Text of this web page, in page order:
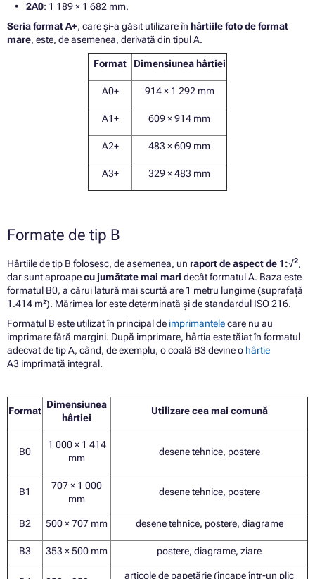
2A0: 1 189 × 1 682 mm.
Seria format A+, care și-a găsit utilizare în hârtiile foto de format
mare, este, de asemenea, derivată din tipul A.
Format Dimensiunea hârtiei
A0+ 914 × 1 292 mm
A1+ 609 × 914 mm
A2+ 483 × 609 mm
A3+ 329 × 483 mm
Formate de tip B
Hârtiile de tip B folosesc, de asemenea, un raport de aspect de 1:√2,
dar sunt aproapecu jumătate mai mari decât formatul A. Baza este
formatul B0, a cărui latură mai scurtă are 1 metru lungime (suprafață
1.414 m²). Mărimea lor este determinată și de standardul ISO 216.
Formatul B este utilizat în principal de imprimantelecare nu au
imprimare fără margini. După imprimare, hârtia este tăiat în formatul
adecvat de tip A, când, de exemplu, o coală B3 devine o hârtie
A3 imprimată integral.
Format
Dimensiunea
hârtiei
Utilizare cea mai comună
B0
1 000 × 1 414
mm
desene tehnice, postere
B1
707 × 1 000
mm
desene tehnice, postere
B2 500 × 707 mm desene tehnice, postere, diagrame
B3 353 × 500 mm postere, diagrame, ziare
articole de papetărie (încape într-un plic